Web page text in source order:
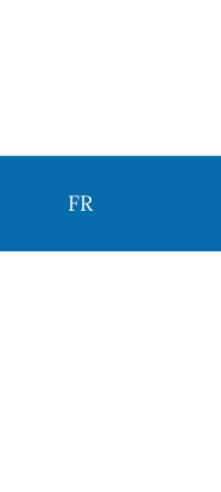
FR